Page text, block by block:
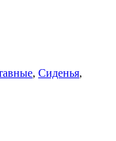
, Сиденья,